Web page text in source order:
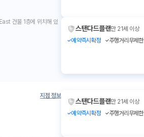
건물 1층에 위치해 있
스탠다드플랜만 21세 이상
예약즉시확정
주행거리무제한
지점 정보
스탠다드플랜만 21세 이상
예약즉시확정
주행거리무제한